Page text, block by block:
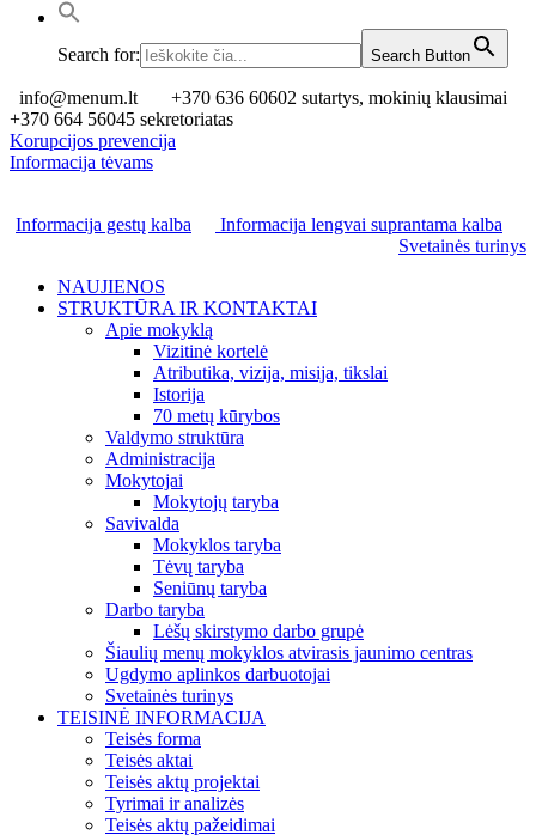
Search for: Search Button
info@menum.lt
+370 636 60602 sutartys, mokinių klausimai
+370 664 56045 sekretoriatas
Korupcijos prevencija
Informacija tėvams
Informacija gestų kalba
Informacija lengvai suprantama kalba
Svetainės turinys
NAUJIENOS
STRUKTŪRA IR KONTAKTAI
Apie mokyklą
Vizitinė kortelė
Atributika, vizija, misija, tikslai
Istorija
70 metų kūrybos
Valdymo struktūra
Administracija
Mokytojai
Mokytojų taryba
Savivalda
Mokyklos taryba
Tėvų taryba
Seniūnų taryba
Darbo taryba
Lėšų skirstymo darbo grupė
Šiaulių menų mokyklos atvirasis jaunimo centras
Ugdymo aplinkos darbuotojai
Svetainės turinys
TEISINĖ INFORMACIJA
Teisės forma
Teisės aktai
Teisės aktų projektai
Tyrimai ir analizės
Teisės aktų pažeidimai